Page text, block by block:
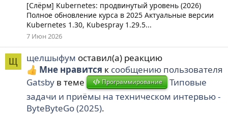
[Слёрм] Kubernetes: продвинутый уровень (2026)
Полное обновление курса в 2025 Актуальные версии
Kubernetes 1.30, Kubespray 1.29.5...
7 Июн 2026
Щ щелшыфум оставил(а) реакцию
Мне нравится к сообщению пользователя
Gatsby в теме Программирование
Типовые
задачи и приёмы на техническом интервью -
ByteByteGo (2025).